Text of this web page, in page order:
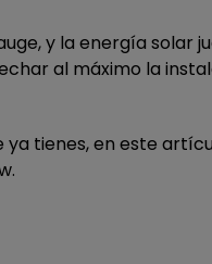
y la energía solar
al máximo la
tienes, en este